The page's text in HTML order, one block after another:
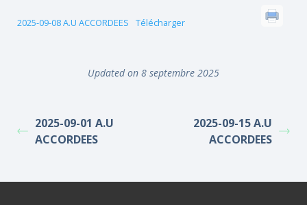
2025-09-08 A.U ACCORDEES Télécharger
Updated on 8 septembre 2025
2025-09-01 A.U
ACCORDEES
2025-09-15 A.U
ACCORDEES